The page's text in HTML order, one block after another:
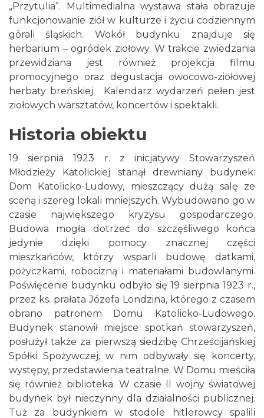
„Przytulia”. Multimedialna wystawa stała obrazuje
funkcjonowanie ziół w kulturze i życiu codziennym
górali śląskich. Wokół budynku znajduje się
herbarium – ogródek ziołowy. W trakcie zwiedzania
przewidziana jest również projekcja filmu
promocyjnego oraz degustacja owocowo-ziołowej
herbaty breńskiej. Kalendarz wydarzeń pełen jest
ziołowych warsztatów, koncertów i spektakli.
Historia obiektu
19 sierpnia 1923 r. z inicjatywy Stowarzyszeń
Młodzieży Katolickiej stanął drewniany budynek:
Dom Katolicko-Ludowy, mieszczący dużą salę ze
sceną i szereg lokali mniejszych. Wybudowano go w
czasie największego kryzysu gospodarczego.
Budowa mogła dotrzeć do szczęśliwego końca
jedynie dzięki pomocy znacznej części
mieszkańców, którzy wsparli budowę datkami,
pożyczkami, robocizną i materiałami budowlanymi.
Poświęcenie budynku odbyło się 19 sierpnia 1923 r.,
przez ks. prałata Józefa Londzina, którego z czasem
obrano patronem Domu Katolicko-Ludowego.
Budynek stanowił miejsce spotkań stowarzyszeń,
posłużył także za pierwszą siedzibę Chrześcijańskiej
Spółki Spożywczej, w nim odbywały się koncerty,
występy, przedstawienia teatralne. W Domu mieściła
się również biblioteka. W czasie II wojny światowej
budynek był nieczynny dla działalności publicznej.
Tuż za budynkiem w stodole hitlerowcy spalili